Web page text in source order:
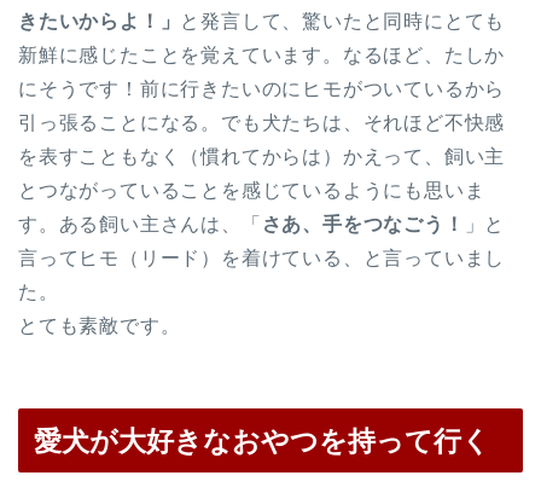
きたいからよ！」
と発言して、驚いたと同時にとても
新鮮に感じたことを覚えています。なるほど、たしか
にそうです！前に行きたいのにヒモがついているから
引っ張ることになる。でも犬たちは、それほど不快感
を表すこともなく（慣れてからは）かえって、飼い主
とつながっていることを感じているようにも思いま
す。ある飼い主さんは、「 さあ、手をつなごう！
」と
言ってヒモ（リード）を着けている、と言っていまし
た。
とても素敵です。
愛犬が大好きなおやつを持って行く